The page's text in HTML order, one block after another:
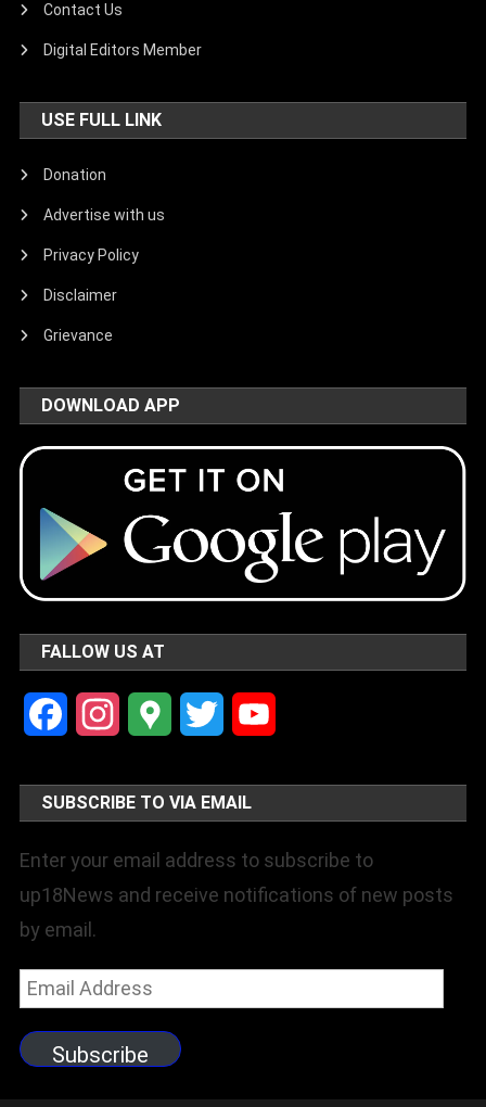
Contact Us
Digital Editors Member
USE FULL LINK
Donation
Advertise with us
Privacy Policy
Disclaimer
Grievance
DOWNLOAD APP
FALLOW US AT
FacebookInstagramGoogle Twitter
SUBSCRIBE TO VIA EMAIL
Enter your email address to subscribe to
up18News and receive notifications of new posts
by email.
Email
Subscribe